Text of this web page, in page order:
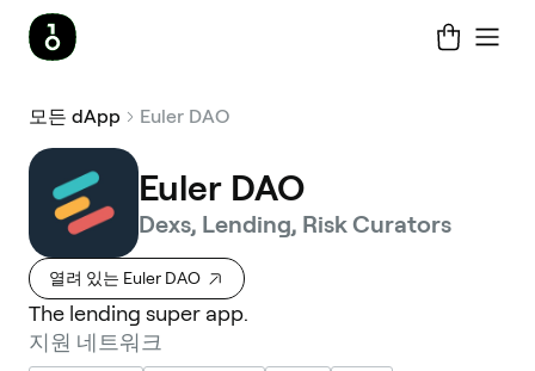
모든 dApp Euler DAO
Euler DAO
Dexs, Lending, Risk Curators
열려 있는 Euler DAO
The lending super app.
지원 네트워크